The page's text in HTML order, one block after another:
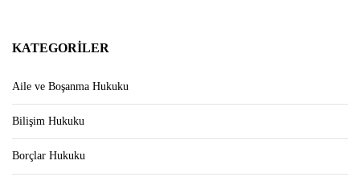
KATEGORILER
Aile ve Boşanma Hukuku
Bilişim Hukuku
Borçlar Hukuku